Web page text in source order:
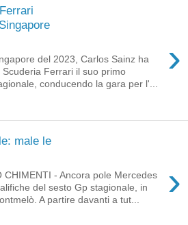
›
del 2023, Carlos Sainz ha
Scuderia Ferrari il suo primo
conducendo la gara per l'...
male le
›
CHIMENTI - Ancora pole Mercedes
del sesto Gp stagionale, in
A partire davanti a tut...